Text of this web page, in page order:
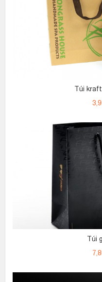
Túi
Túi